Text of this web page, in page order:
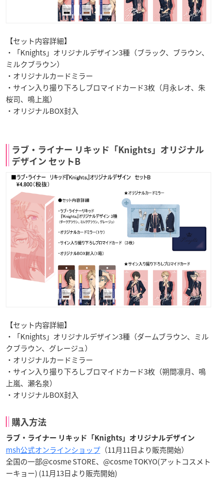
【セット内容詳細】
・「Knights」オリジナルデザイン3種（ブラック、ブラウン、
ミルクブラウン）
・オリジナルカードミラー
・サイン入り撮り下ろしブロマイドカード3枚（月永レオ、朱
桜司、鳴上嵐）
・オリジナルBOX封入
ラブ・ライナー リキッド「Knights」オリジナル
デザイン セットB
【セット内容詳細】
・「Knights」オリジナルデザイン3種（ダームブラウン、ミル
クブラウン、グレージュ）
・オリジナルカードミラー
・サイン入り撮り下ろしブロマイドカード3枚（朔間凛月、鳴
上嵐、瀬名泉）
・オリジナルBOX封入
購入方法
ラブ・ライナー リキッド「Knights」オリジナルデザイン
msh公式オンラインショップ （11月11日より販売開始）
全国の一部@cosme STORE、@cosme TOKYO(アットコスメト
ーキョー) (11月13日より販売開始)